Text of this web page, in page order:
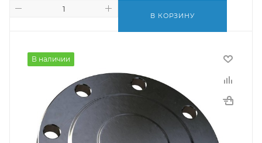
В КОРЗИНУ
В наличии